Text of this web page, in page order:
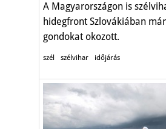
A Magyarországon is
hidegfront Szlovákiában
gondokat okozott.
szél szélvihar időjárás